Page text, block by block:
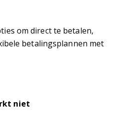
om direct te betalen,
betalingsplannen met
niet